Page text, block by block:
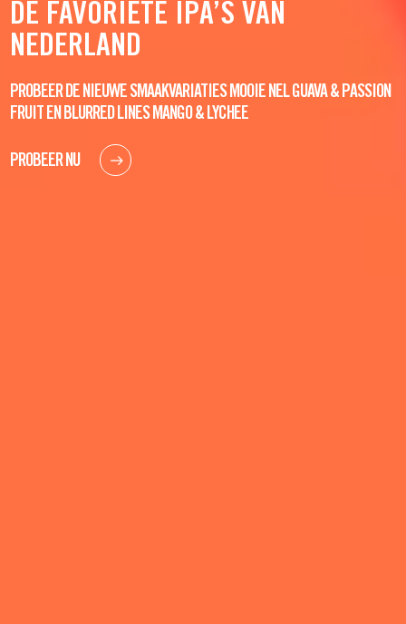
DE FAVORIETE IPA’S VAN
NEDERLAND
PROBEER DE NIEUWE SMAAKVARIATIES MOOIE NEL GUAVA & PASSION
FRUIT EN BLURRED LINES MANGO & LYCHEE
PROBEER NU